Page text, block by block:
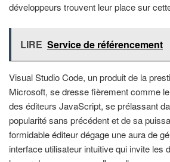
développeurs trouvent leur place sur
LIRE Service de référencement
Visual Studio Code, un produit de la
Microsoft, se dresse fièrement comme
des éditeurs JavaScript, se prélassant
popularité sans précédent et de sa
formidable éditeur dégage une aura de
interface utilisateur intuitive qui invite les